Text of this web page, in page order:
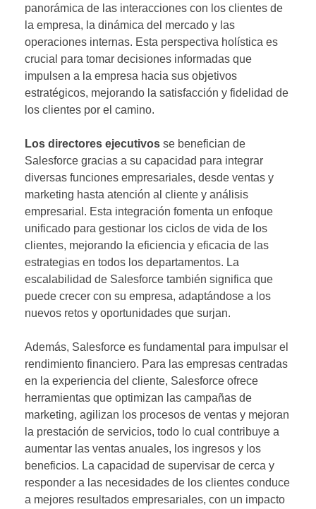
panorámica de las interacciones con los clientes de
la empresa, la dinámica del mercado y las
operaciones internas. Esta perspectiva holística es
crucial para tomar decisiones informadas que
impulsen a la empresa hacia sus objetivos
estratégicos, mejorando la satisfacción y fidelidad de
los clientes por el camino.
Los directores ejecutivos se benefician de
Salesforce gracias a su capacidad para integrar
diversas funciones empresariales, desde ventas y
marketing hasta atención al cliente y análisis
empresarial. Esta integración fomenta un enfoque
unificado para gestionar los ciclos de vida de los
clientes, mejorando la eficiencia y eficacia de las
estrategias en todos los departamentos. La
escalabilidad de Salesforce también significa que
puede crecer con su empresa, adaptándose a los
nuevos retos y oportunidades que surjan.
Además, Salesforce es fundamental para impulsar el
rendimiento financiero. Para las empresas centradas
en la experiencia del cliente, Salesforce ofrece
herramientas que optimizan las campañas de
marketing, agilizan los procesos de ventas y mejoran
la prestación de servicios, todo lo cual contribuye a
aumentar las ventas anuales, los ingresos y los
beneficios. La capacidad de supervisar de cerca y
responder a las necesidades de los clientes conduce
a mejores resultados empresariales, con un impacto